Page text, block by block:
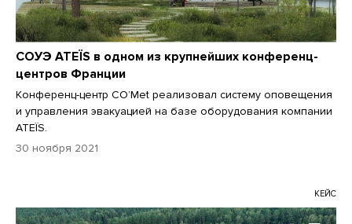
СОУЭ ATEÏS в одном из крупнейших конференц-
центров Франции
Конференц-центр CO’Met реализовал систему оповещения
и управления эвакуацией на базе оборудования компании
ATEÏS.
30 ноября 2021
КЕЙС